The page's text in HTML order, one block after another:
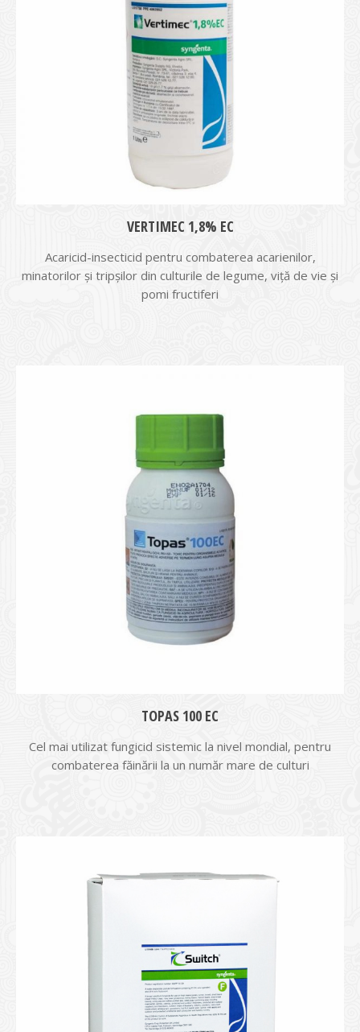
VERTIMEC 1,8% EC
Acaricid-insecticid pentru combaterea acarienilor,
minatorilor și tripșilor din culturile de legume, viță de vie și
pomi fructiferi
TOPAS 100 EC
Cel mai utilizat fungicid sistemic la nivel mondial, pentru
combaterea făinării la un număr mare de culturi